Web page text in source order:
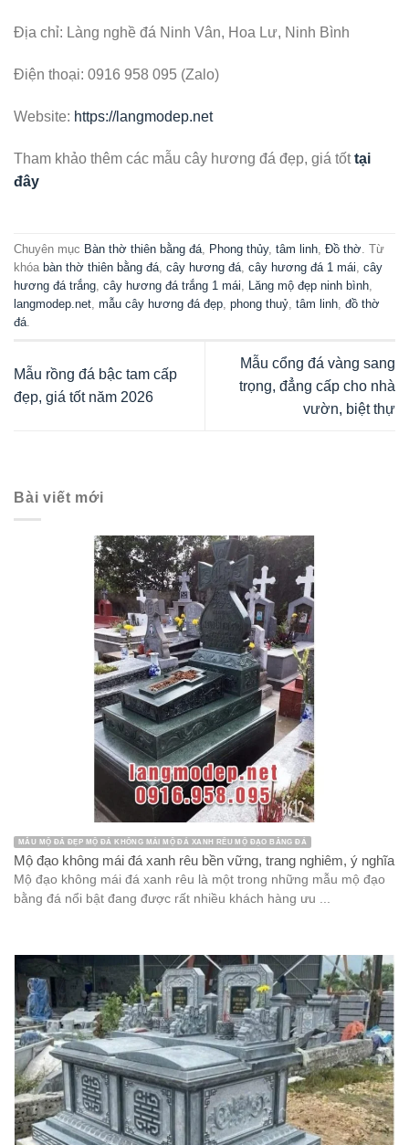
Địa chỉ: Làng nghề đá Ninh Vân, Hoa Lư, Ninh Bình
Điện thoại: 0916 958 095 (Zalo)
Website: https://langmodep.net
Tham khảo thêm các mẫu cây hương đá đẹp, giá tốttại
đây
Chuyên mục Bàn thờ thiên bằng đá Phong thủy, tâm linh Đồ thờ . Từ
khóa bàn thờ thiên bằng đá cây hương đá cây hương đá 1 mái cây
hương đá trắng cây hương đá trắng 1 mái Lăng mộ đẹp ninh bình
langmodep.net mẫu cây hương đá đẹp phong thuỷ tâm linh đồ thờ
đá
Mẫu rồng đá bậc tam cấp
đẹp, giá tốt năm 2026
Mẫu cổng đá vàng sang
trọng, đẳng cấp cho nhà
vườn, biệt thự
Bài viết mới
MẪU MỘ ĐÁ ĐẸP MỘ ĐÁ KHÔNG MÁI MỘ ĐÁ XANH RÊU MỘ ĐẠO BẰNG ĐÁ
Mộ đạo không mái đá xanh rêu bền vững, trang nghiêm, ý nghĩa
Mộ đạo không mái đá xanh rêu là một trong những mẫu mộ đạo
bằng đá nổi bật đang được rất nhiều khách hàng ưu ...